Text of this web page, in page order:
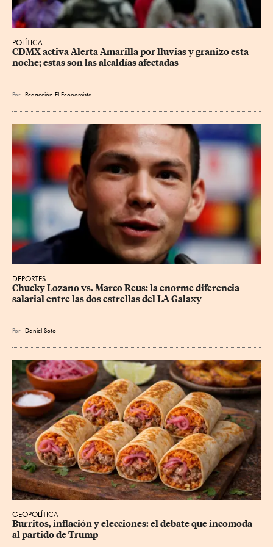
POLÍTICA
CDMX activa Alerta Amarilla por lluvias y granizo esta
noche; estas son las alcaldías afectadas
Por Redacción El Economista
DEPORTES
Chucky Lozano vs. Marco Reus: la enorme diferencia
salarial entre las dos estrellas del LA Galaxy
Por Daniel Soto
GEOPOLÍTICA
Burritos, inflación y elecciones: el debate que incomoda
al partido de Trump